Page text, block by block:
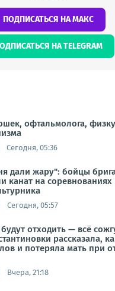
ПОДПИСАТЬСЯ НА МАКС
НА TELEGRAM
офтальмолога,
Сегодня, 05:36
дали жару": бойцы
канат на соревнованиях
Сегодня, 05:57
отходить — всё
рассказала,
и потеряла мать при
Вчера, 21:18